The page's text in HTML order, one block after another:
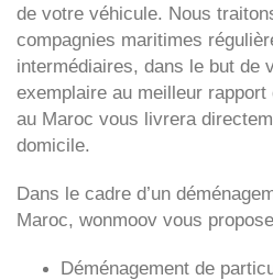
de votre véhicule. Nous
compagnies maritimes
intermédiaires, dans le but de
exemplaire au meilleur
au Maroc vous livrera
domicile.
Dans le cadre d’un
Maroc, wonmoov vous
Déménagement de